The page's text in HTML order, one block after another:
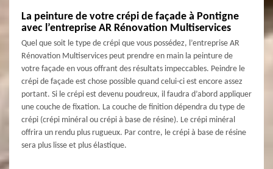
La peinture de votre crépi de façade à Pontigne
avec l’entreprise AR Rénovation Multiservices
Quel que soit le type de crépi que vous possédez, l’entreprise AR
Rénovation Multiservices peut prendre en main la peinture de
votre façade en vous offrant des résultats impeccables. Peindre le
crépi de façade est chose possible quand celui-ci est encore assez
portant. Si le crépi est devenu poudreux, il faudra d’abord appliquer
une couche de fixation. La couche de finition dépendra du type de
crépi (crépi minéral ou crépi à base de résine). Le crépi minéral
offrira un rendu plus rugueux. Par contre, le crépi à base de résine
sera plus lisse et plus élastique.